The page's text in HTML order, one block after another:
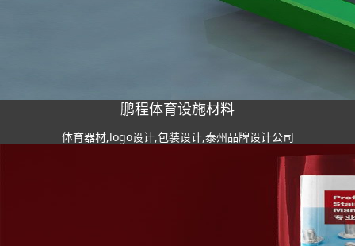
鹏程体育设施材料
体育器材,logo设计,包装设计,泰州品牌设计公司